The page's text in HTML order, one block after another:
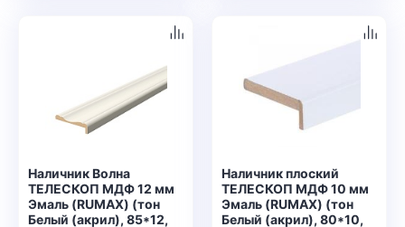
Наличник Волна
ТЕЛЕСКОП МДФ 12 мм
Эмаль (RUMAX) (тон
Белый (акрил), 85*12,
Наличник плоский
ТЕЛЕСКОП МДФ 10 мм
Эмаль (RUMAX) (тон
Белый (акрил), 80*10,